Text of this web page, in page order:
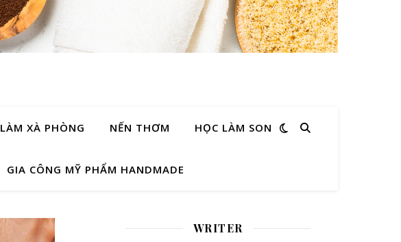
LÀM XÀ PHÒNG NẾN THƠM HỌC LÀM SON
GIA CÔNG MỸ PHẨM HANDMADE
WRITER